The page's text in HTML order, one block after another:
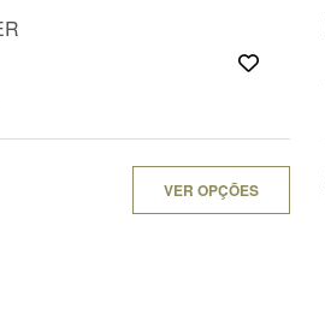
VER OPÇÕES